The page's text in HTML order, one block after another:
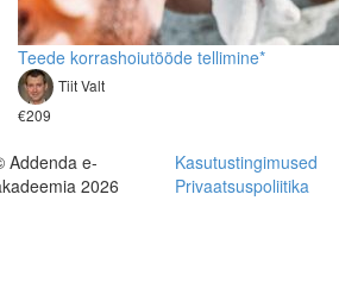
Teede korrashoiutööde tellimine*
Tiit Valt
€209
Addenda e-
2026
Kasutustingimused
Privaatsuspoliitika